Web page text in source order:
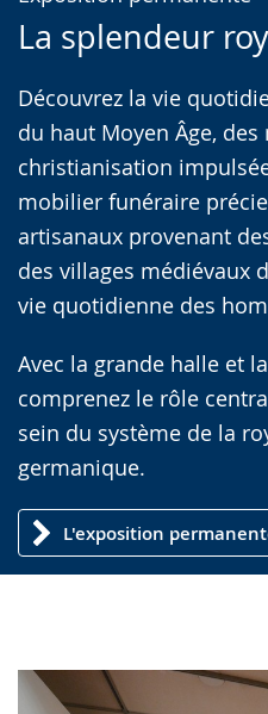
La splendeur
Découvrez la vie
du haut Moyen Âge,
christianisation
mobilier funéraire
artisanaux provenant
des villages médiévaux
vie quotidienne des
Avec la grande halle et
comprenez le rôle
sein du système de la
germanique.
L'exposition
Leichten
Sprache
Audio-
Unterstützung.
Video
in
Gebärdensprache
wird
angezeigt.